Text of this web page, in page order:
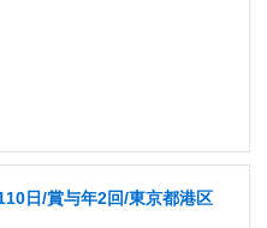
日/賞与年2回/東京都港区